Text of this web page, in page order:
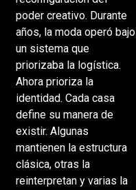
poder creativo. Durante
años, la moda operó bajo
un sistema que
priorizaba la logística.
Ahora prioriza la
identidad. Cada casa
define su manera de
existir. Algunas
mantienen la estructura
clásica, otras la
reinterpretan y varias la